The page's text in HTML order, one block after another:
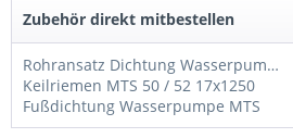
Zubehör direkt mitbestellen
Rohransatz Dichtung Wasserpumpe MTS
Keilriemen MTS 50 / 52 17x1250
Fußdichtung Wasserpumpe MTS